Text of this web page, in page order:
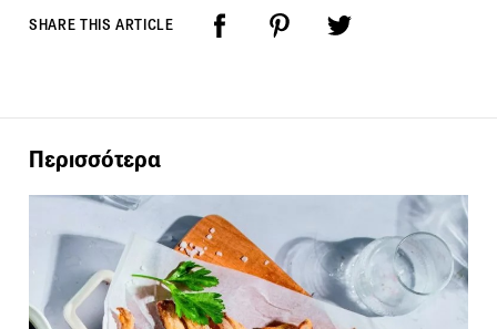
SHARE THIS ARTICLE
Περισσότερα